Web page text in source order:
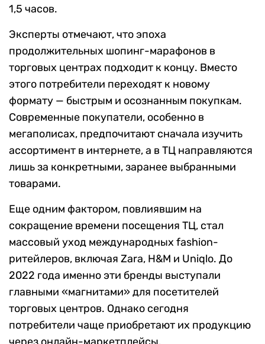
1,5 часов.
Эксперты отмечают, что эпоха
продолжительных шопинг-марафонов в
торговых центрах подходит к концу. Вместо
этого потребители переходят к новому
формату — быстрым и осознанным покупкам.
Современные покупатели, особенно в
мегаполисах, предпочитают сначала изучить
ассортимент в интернете, а в ТЦ направляются
лишь за конкретными, заранее выбранными
товарами.
Еще одним фактором, повлиявшим на
сокращение времени посещения ТЦ, стал
массовый уход международных fashion-
ритейлеров, включая Zara, H&M и Uniqlo. До
2022 года именно эти бренды выступали
главными «магнитами» для посетителей
торговых центров. Однако сегодня
потребители чаще приобретают их продукцию